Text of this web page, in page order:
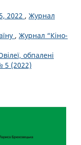
2022 , Журнал
, Журнал “Кіно-
обпалені
5 (2022)